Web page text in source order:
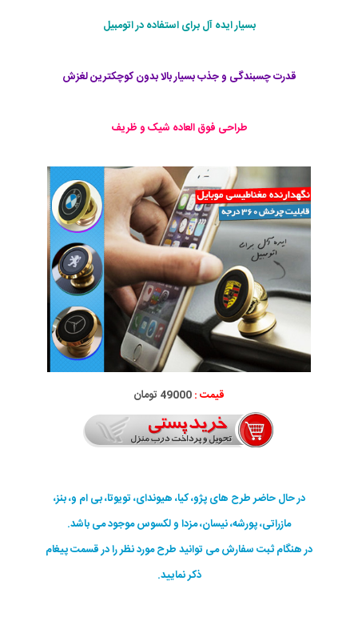
بسیار ایده آل برای استفاده در اتومبیل
قدرت چسبندگی و جذب بسیار بالا بدون کوچکترین لغزش
طراحی فوق العاده شیک و ظریف
قیمت :49000 تومان
در حال حاضر طرح های پژو، کیا، هیوندای، تویوتا، بی ام و، بنز،
مازراتی، پورشه، نیسان، مزدا و لکسوس موجود می باشد.
در هنگام ثبت سفارش می توانید طرح مورد نظر را در قسمت پیغام
ذکر نمایید.